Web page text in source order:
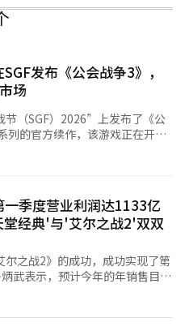
发布《公会战争3》，
场
（SGF）2026”上发布了《公
列的官方续作，该游戏正在开发
标是北美市场。 《公会战争》
时也是该系列首次推出主机版
线、Steam和PlayStation 5平台
年进行公测，服务语言包括韩
公会战争3》导演科林·约翰逊
会战争》系列以及MMORPG类
一个充满现实感、沉浸感和创新
验，并与用户社区共同创造新的
SGF上展示《艾欧尼亚2》，以
地区。《艾欧尼亚2》预计将在9
一季度营业利润达1133亿
经典'与'艾尔之战2'双双
之战2》的成功，成功实现了第
武表示，预计今年的年销售目标
余款新作。 NC在2026
润为1524亿韩元。销售额较去